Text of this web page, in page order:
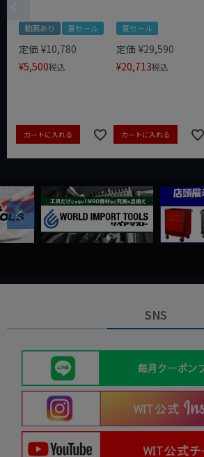
動画あり 夏セール
定価 ¥10,780
¥5,500税込
カートに入れる
夏セール
定価 ¥29,590
¥20,713税込
カートに入れる
Previous
SNS